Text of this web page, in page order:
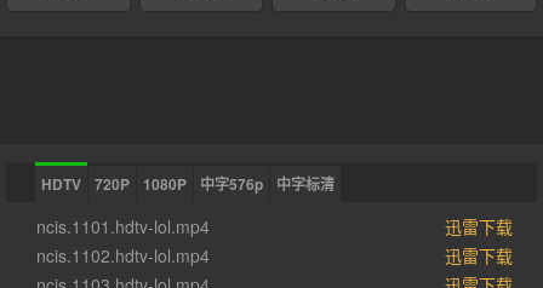
HDTV 720P 1080P 中字576p 中字标清
ncis.1101.hdtv-lol.mp4
迅雷下载
ncis.1102.hdtv-lol.mp4
迅雷下载